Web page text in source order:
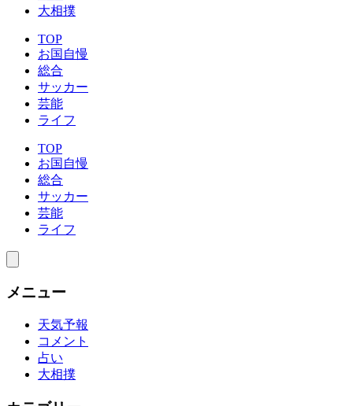
大相撲
TOP
お国自慢
総合
サッカー
芸能
ライフ
TOP
お国自慢
総合
サッカー
芸能
ライフ
メニュー
天気予報
コメント
占い
大相撲